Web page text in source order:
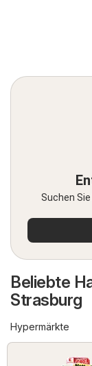
Suchen
Beliebte
Strasburg
Hypermärkte